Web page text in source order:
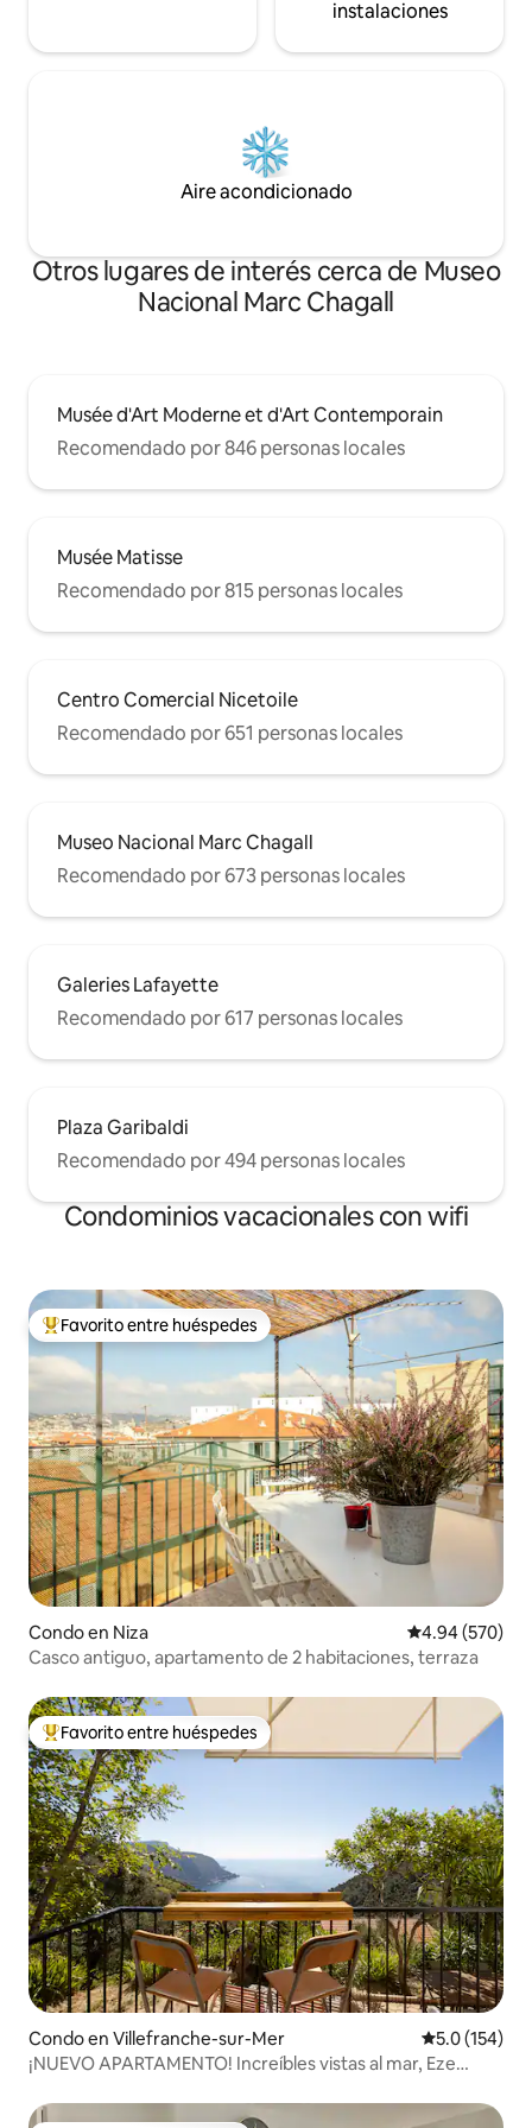
instalaciones
Aire acondicionado
Otros lugares de interés cerca de Museo
Nacional Marc Chagall
Musée d'Art Moderne et d'Art Contemporain
Recomendado por 846 personas locales
Musée Matisse
Recomendado por 815 personas locales
Centro Comercial Nicetoile
Recomendado por 651 personas locales
Museo Nacional Marc Chagall
Recomendado por 673 personas locales
Galeries Lafayette
Recomendado por 617 personas locales
Plaza Garibaldi
Recomendado por 494 personas locales
Condominios vacacionales con wifi
Favorito entre huéspedes preferido
Favorito entre huéspedes
Condo en Niza Calificación
4.94 (570)
Casco antiguo, apartamento de 2 habitaciones, terraza
Favorito entre huéspedes preferido
Favorito entre huéspedes
Condo en Villefranche-sur-Mer Calificación
5.0 (154)
¡NUEVO APARTAMENTO! Increíbles vistas al mar, Eze